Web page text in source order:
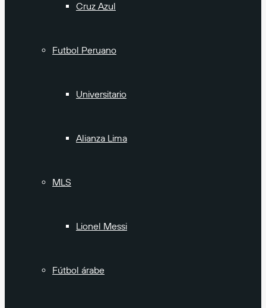
Cruz Azul
Futbol Peruano
Universitario
Alianza Lima
MLS
Lionel Messi
Fútbol árabe